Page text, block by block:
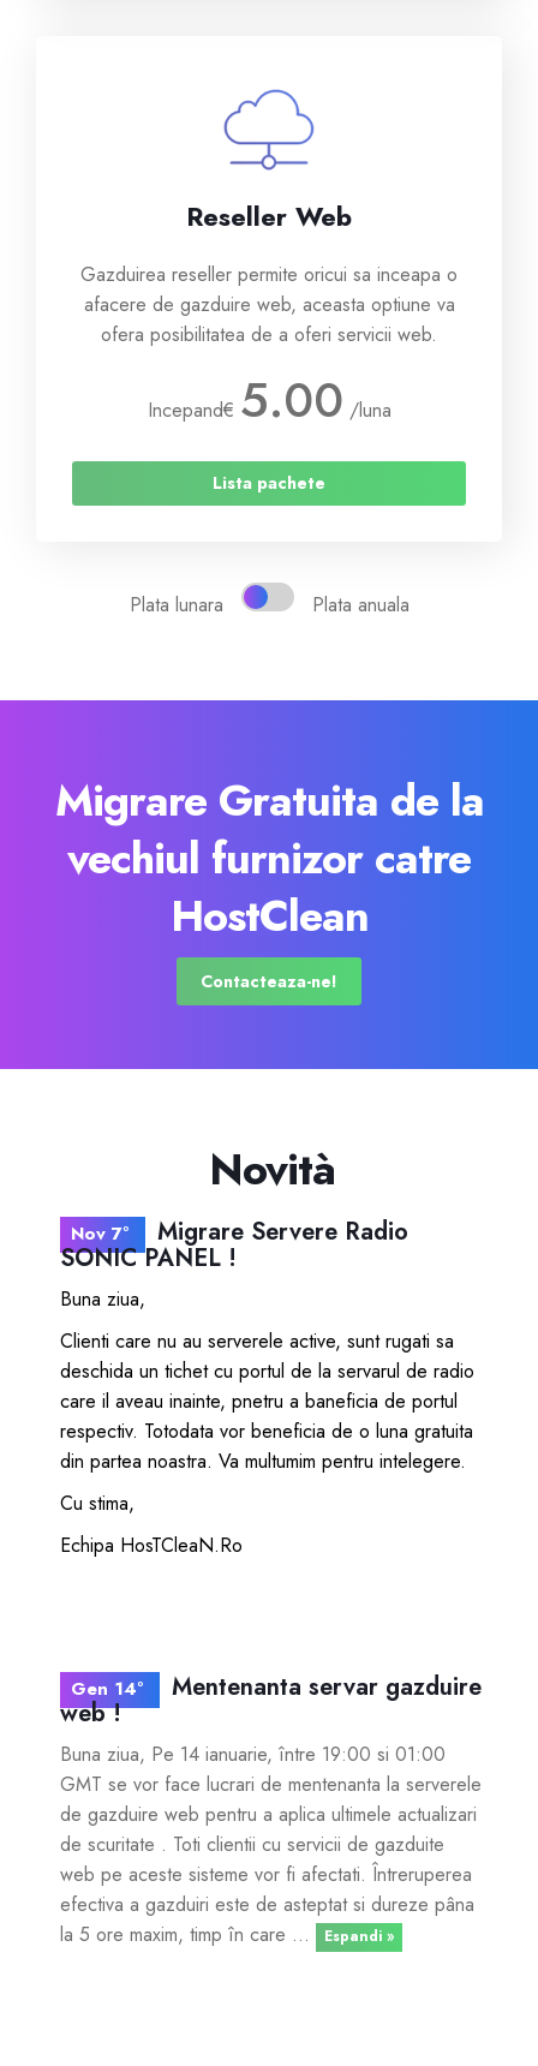
Reseller Web
Gazduirea reseller permite oricui sa inceapa o
afacere de gazduire web, aceasta optiune va
ofera posibilitatea de a oferi servicii web.
Incepand€ 5.00 /luna
Lista pachete
Plata lunara Plata anuala
Migrare Gratuita de la
vechiul furnizor catre
HostClean
Contacteaza-ne!
Novità
Nov 7º Migrare Servere Radio
SONIC PANEL !
Buna ziua,
Clienti care nu au serverele active, sunt rugati sa
deschida un tichet cu portul de la servarul de radio
care il aveau inainte, pnetru a baneficia de portul
respectiv. Totodata vor beneficia de o luna gratuita
din partea noastra. Va multumim pentru intelegere.
Cu stima,
Echipa HosTCleaN.Ro
Gen 14º Mentenanta servar gazduire
web !
Buna ziua, Pe 14 ianuarie, între 19:00 si 01:00
GMT se vor face lucrari de mentenanta la serverele
de gazduire web pentru a aplica ultimele actualizari
de scuritate . Toti clientii cu servicii de gazduite
web pe aceste sisteme vor fi afectati. Întreruperea
efectiva a gazduiri este de asteptat si dureze pâna
la 5 ore maxim, timp în care ...
Espandi »